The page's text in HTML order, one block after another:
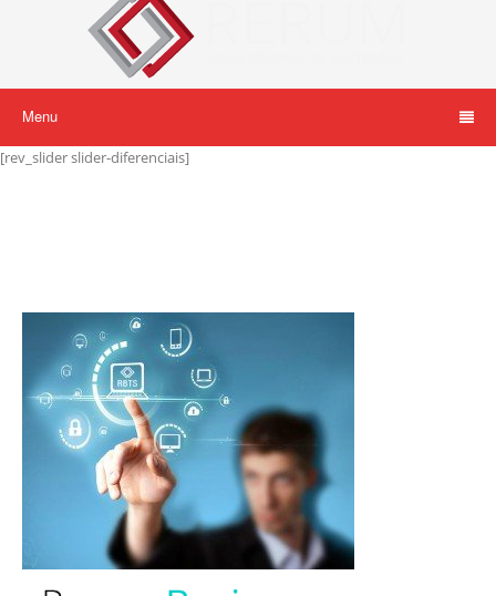
Menu
[rev_slider slider-diferenciais]